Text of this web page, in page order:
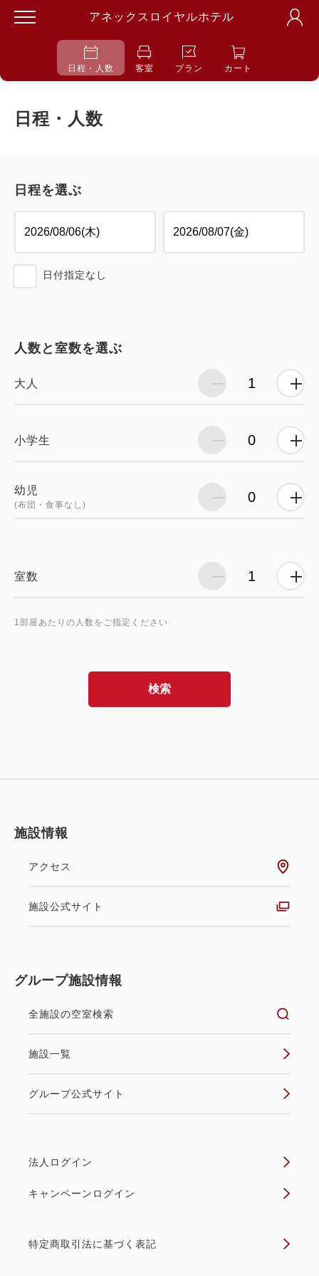
アネックスロイヤルホテル
日程・人数 客室 プラン カート
日程・人数
日程を選ぶ
日付指定なし
人数と室数を選ぶ
大人
小学生
幼児
(布団・食事なし)
室数
1部屋あたりの人数をご指定ください
検索
施設情報
アクセス
施設公式サイト
グループ施設情報
全施設の空室検索
施設一覧
グループ公式サイト
法人ログイン
キャンペーンログイン
特定商取引法に基づく表記